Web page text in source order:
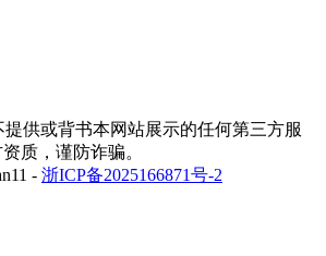
提供或背书本网站展示的任何第三方服
质，谨防诈骗。
- 浙ICP备2025166871号-2